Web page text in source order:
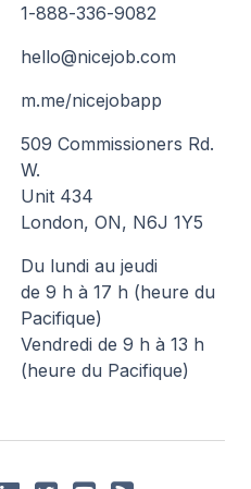
1-888-336-9082
hello@nicejob.com
m.me/nicejobapp
509 Commissioners Rd.
W.
Unit 434
London, ON, N6J 1Y5
Du lundi au jeudi
de 9 h à 17 h (heure du
Pacifique)
Vendredi de 9 h à 13 h
(heure du Pacifique)